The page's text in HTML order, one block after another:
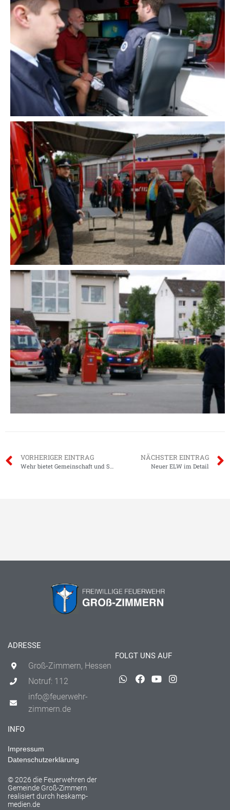
VORHERIGER EINTRAG NÄCHSTER EINTRAG
Neuer ELW im Detail
ADRESSE
Groß-Zimmern, Hessen
Notruf: 112
info@feuerwehr-
zimmern.de
FOLGT UNS AUF
INFO
Impressum
Datenschutzerklärung
© 2026 die Feuerwehren der
Gemeinde Groß-Zimmern
realisiert durch heskamp-
medien.de